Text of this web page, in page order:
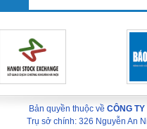
Bản quyền thuộc về CÔNG
Trụ sở chính: 326 Nguyễn An